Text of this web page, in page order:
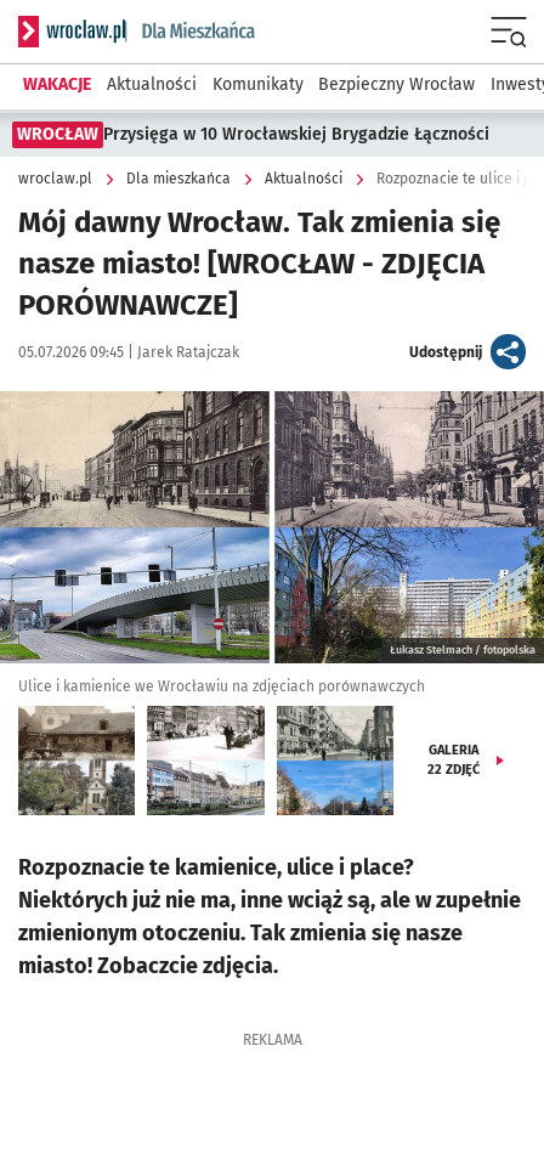
Serwis informacyjny wroclaw.pl podserwis: Dla mieszkańca
WAKACJE Aktualności Komunikaty Bezpieczny Wrocław
WROCŁAW Przysięga w 10 Wrocławskiej Brygadzie Łączności
wroclaw.pl Dla mieszkańca Aktualności Rozpoznacie te ulice i
Mój dawny Wrocław. Tak zmienia się
nasze miasto! [WROCŁAW - ZDJĘCIA
PORÓWNAWCZE]
Data publikacji:
05.07.2026 09:45 | Autor:
Jarek Ratajczak Udostępnijartykuł
Kliknij, aby zobaczyć galerię
Łukasz Stelmach / fotopolska
Ulice i kamienice we Wrocławiu na zdjęciach porównawczych
GALERIA
22 ZDJĘĆ
Rozpoznacie te kamienice, ulice i place?
Niektórych już nie ma, inne wciąż są, ale w zupełnie
zmienionym otoczeniu. Tak zmienia się nasze
miasto! Zobaczcie zdjęcia.
REKLAMA